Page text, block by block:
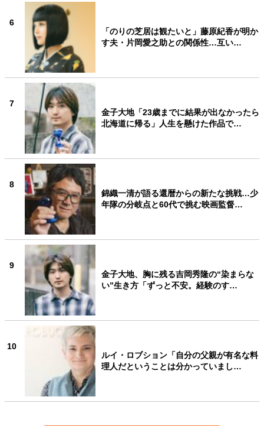
6
「のりの芝居は観たいと」藤原紀香が明か
す夫・片岡愛之助との関係性…互い…
7
金子大地「23歳までに結果が出なかったら
北海道に帰る」人生を懸けた作品で…
8
錦織一清が語る還暦からの新たな挑戦…少
年隊の分岐点と60代で挑む映画監督…
9
金子大地、胸に残る吉岡秀隆の“染まらな
い”生き方「ずっと不安。経験のす…
10
ルイ・ロブション「自分の父親が有名な料
理人だということは分かっていまし…